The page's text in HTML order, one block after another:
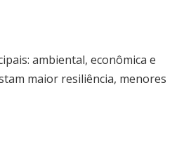
ambiental, econômica e
maior resiliência, menores